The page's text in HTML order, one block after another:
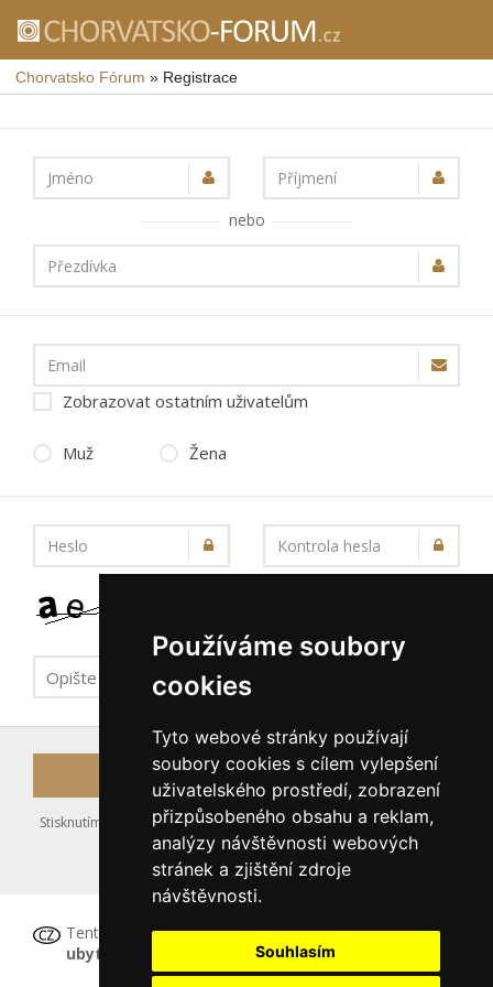
Používáme soubory
cookies
Tyto webové stránky používají
soubory cookies s cílem vylepšení
uživatelského prostředí, zobrazení
přizpůsobeného obsahu a reklam,
analýzy návštěvnosti webových
stránek a zjištění zdroje
návštěvnosti.
Souhlasím
Chorvatsko Fórum » Registrace
Jméno
Příjmení
nebo
Přezdívka
Email
Zobrazovat ostatním uživatelům
Muž Žena
Heslo Kontrola hesla
Registrovat
Stisknutím tlačítka Registrovat souhlasíte s uložením výše zadaných
údajů do databáze serveru, viz podmínky
nakládání s osobními údaji.
Tento formulářnení určen pro registraci
ubytovacího zařízení
, tu proveďte prosím